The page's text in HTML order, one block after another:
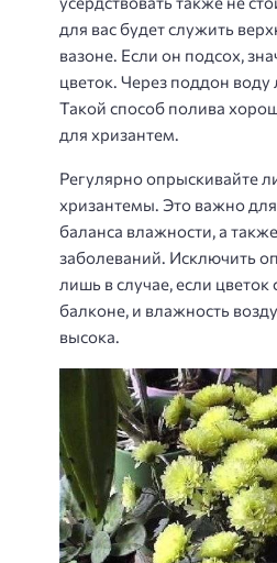
для вас будет служить
вазоне. Если он подсох,
цветок. Через поддон воду
Такой способ полива
для хризантем.
Регулярно опрыскивайте
хризантемы. Это важно
баланса влажности, а
заболеваний. Исключить
лишь в случае, если цветок
балконе, и влажность
высока.